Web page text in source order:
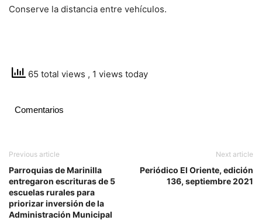
Conserve la distancia entre vehículos.
65 total views , 1 views today
Comentarios
Previous article
Parroquias de Marinilla
entregaron escrituras de 5
escuelas rurales para
priorizar inversión de la
Administración Municipal
Next article
Periódico El Oriente, edición
136, septiembre 2021